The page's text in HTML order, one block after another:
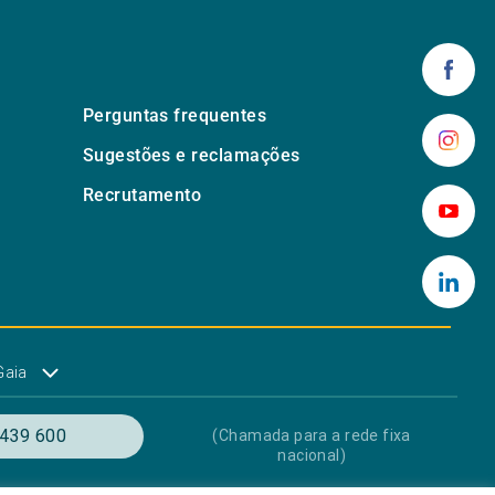
Perguntas frequentes
Sugestões e reclamações
Recrutamento
600
(Chamada para a rede fixa
nacional)